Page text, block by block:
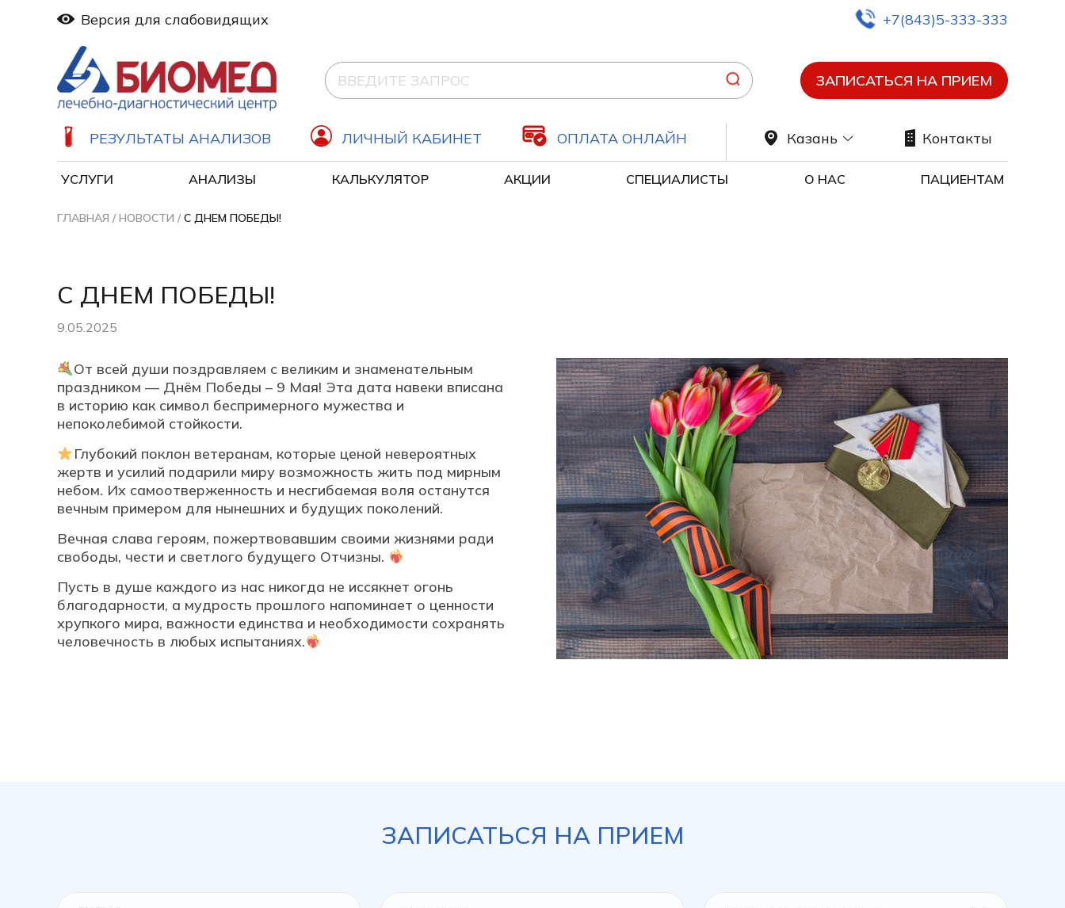
Версия для слабовидящих +7(843)5-333-333
ЗАПИСАТЬСЯ НА ПРИЕМ
РЕЗУЛЬТАТЫ АНАЛИЗОВ ЛИЧНЫЙ КАБИНЕТ ОПЛАТА ОНЛАЙН Казань Контакты
УСЛУГИ АНАЛИЗЫ КАЛЬКУЛЯТОР АКЦИИ СПЕЦИАЛИСТЫ О НАС ПАЦИЕНТАМ
ГЛАВНАЯ /НОВОСТИ /С ДНЕМ ПОБЕДЫ!
С ДНЕМ ПОБЕДЫ!
9.05.2025
От всей души поздравляем с великим и знаменательным
праздником — Днём Победы – 9 Мая! Эта дата навеки вписана
в историю как символ беспримерного мужества и
непоколебимой стойкости.
Глубокий поклон ветеранам, которые ценой невероятных
жертв и усилий подарили миру возможность жить под мирным
небом. Их самоотверженность и несгибаемая воля останутся
вечным примером для нынешних и будущих поколений.
Вечная слава героям, пожертвовавшим своими жизнями ради
свободы, чести и светлого будущего Отчизны.
Пусть в душе каждого из нас никогда не иссякнет огонь
благодарности, а мудрость прошлого напоминает о ценности
хрупкого мира, важности единства и необходимости сохранять
человечность в любых испытаниях.
ЗАПИСАТЬСЯ НА ПРИЕМ